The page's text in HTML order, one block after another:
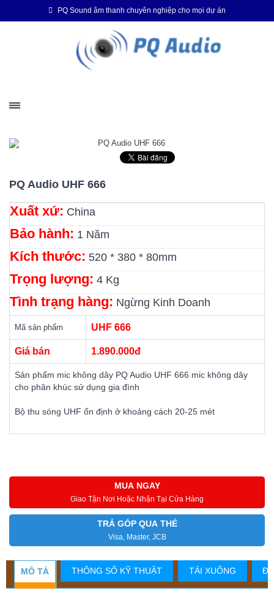
PQ Sound âm thanh chuyên nghiệp cho mọi dự án
PQ Audio UHF 666
Xuất xứ: China
Bảo hành: 1 Năm
Kích thước: 520 * 380 * 80mm
Trọng lượng: 4 Kg
Tình trạng hàng: Ngừng Kinh Doanh
Mã sản phẩm UHF 666
Giá bán 1.890.000đ
Sản phẩm mic không dây PQ Audio UHF 666 mic không dây
cho phân khúc sử dụng gia đình
Bộ thu sóng UHF ổn định ở khoảng cách 20-25 mét
MUA NGAY
Giao Tận Nơi Hoặc Nhận Tại Cửa Hàng
TRẢ GÓP QUA THẺ
Visa, Master, JCB
MÔ TẢ THÔNG SỐ KỸ THUẬT TẢI XUỐNG